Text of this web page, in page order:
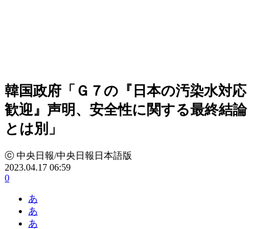
韓国政府「Ｇ７の『日本の汚染水対応
歓迎』声明、安全性に関する最終結論
とは別」
ⓒ 中央日報/中央日報日本語版
2023.04.17 06:59
0
あ
あ
あ